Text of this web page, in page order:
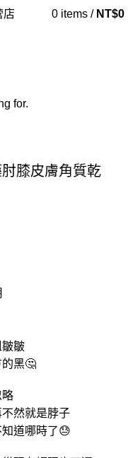
0 items / NT$0
肘膝皮膚角質乾
皺
黑🤔
略
然就是脖子
道哪時了😓
for.